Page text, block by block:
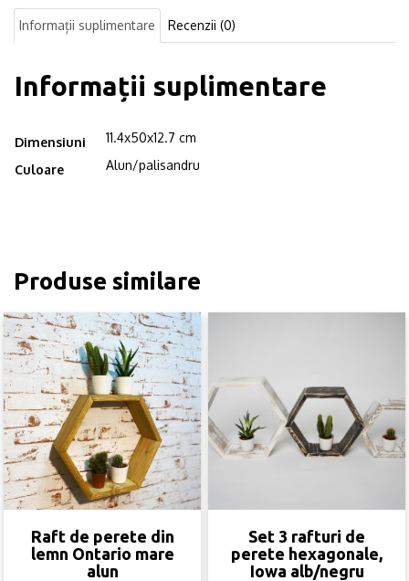
alun/palisandru
Informații suplimentare Recenzii (0)
Informații suplimentare
Dimensiuni 11.4x50x12.7 cm
Culoare Alun/palisandru
Produse similare
Raft de perete din
lemn Ontario mare
alun
Set 3 rafturi de
perete hexagonale,
Iowa alb/negru